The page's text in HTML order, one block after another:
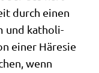
durch einen
und katho­li­
einer Häre­sie
wenn